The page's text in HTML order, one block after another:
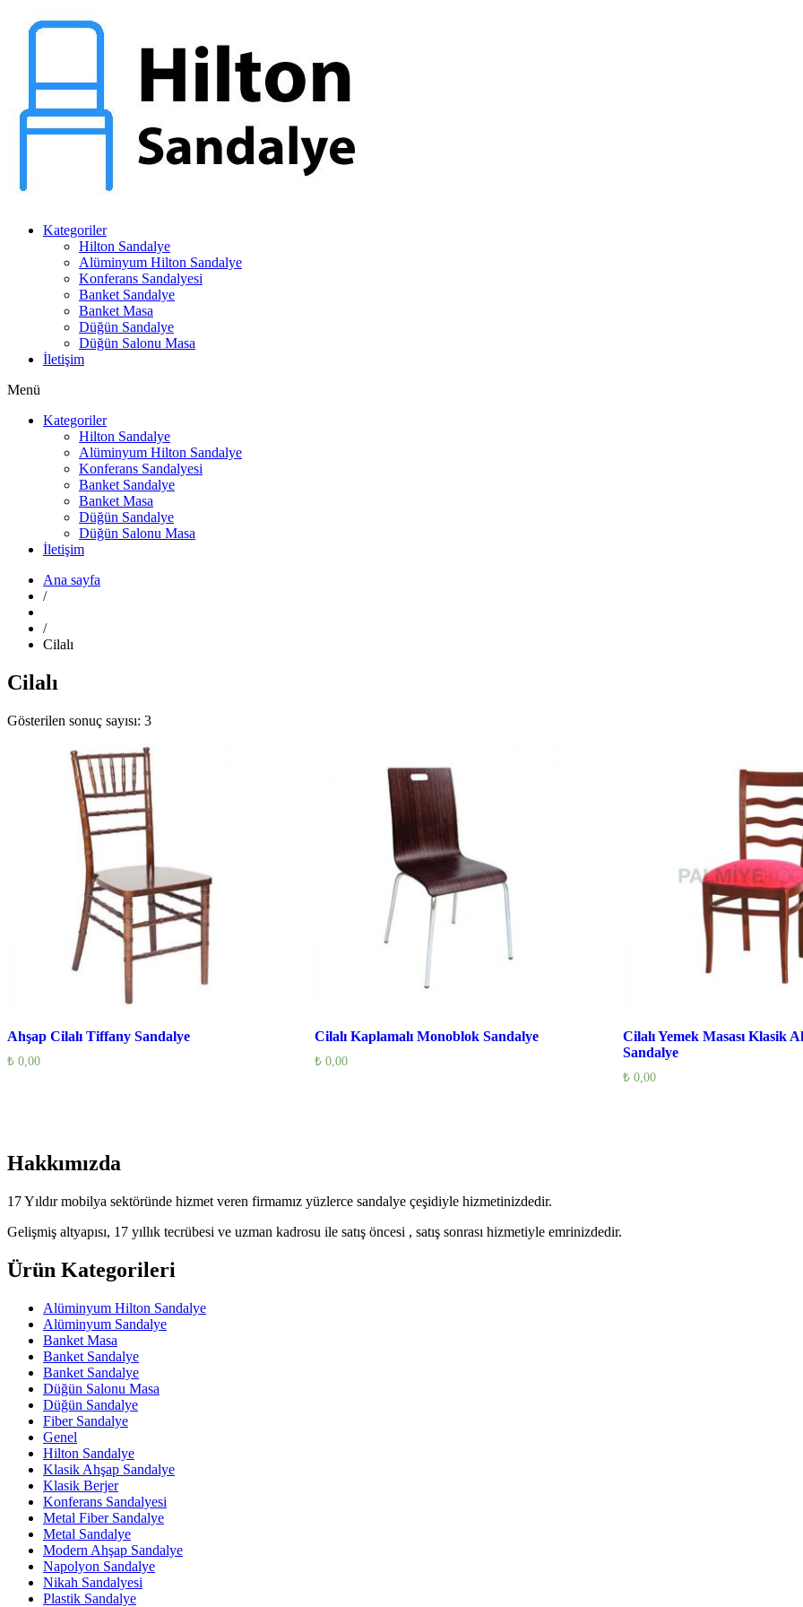
Kategoriler
Hilton Sandalye
Alüminyum Hilton Sandalye
Konferans Sandalyesi
Banket Sandalye
Banket Masa
Düğün Sandalye
Düğün Salonu Masa
İletişim
Menü
Kategoriler
Hilton Sandalye
Alüminyum Hilton Sandalye
Konferans Sandalyesi
Banket Sandalye
Banket Masa
Düğün Sandalye
Düğün Salonu Masa
İletişim
Ana sayfa
/
/
Cilalı
Cilalı
Gösterilen sonuç sayısı: 3
Ahşap Cilalı Tiffany Sandalye
₺ 0,00
Cilalı Kaplamalı Monoblok Sandalye
₺ 0,00
Cilalı Yemek Masası Klasik
Sandalye
₺0,00
Hakkımızda
17 Yıldır mobilya sektöründe hizmet veren firmamız yüzlerce sandalye çeşidiyle hizmetinizdedir.
Gelişmiş altyapısı, 17 yıllık tecrübesi ve uzman kadrosu ile satış öncesi , satış sonrası hizmetiyle emrinizdedir.
Ürün Kategorileri
Alüminyum Hilton Sandalye
Alüminyum Sandalye
Banket Masa
Banket Sandalye
Banket Sandalye
Düğün Salonu Masa
Düğün Sandalye
Fiber Sandalye
Genel
Hilton Sandalye
Klasik Ahşap Sandalye
Klasik Berjer
Konferans Sandalyesi
Metal Fiber Sandalye
Metal Sandalye
Modern Ahşap Sandalye
Napolyon Sandalye
Nikah Sandalyesi
Plastik Sandalye